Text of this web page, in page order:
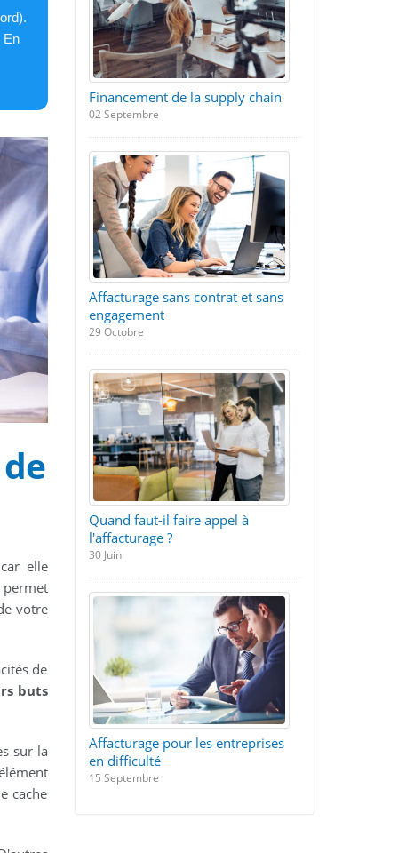
En
elle
permet
votre
de
buts
sur la
cache
Financement de la supply chain
02 Septembre
Affacturage sans contrat et sans
engagement
29 Octobre
Quand faut-il faire appel à
l'affacturage ?
30 Juin
Affacturage pour les entreprises
en difficulté
15 Septembre